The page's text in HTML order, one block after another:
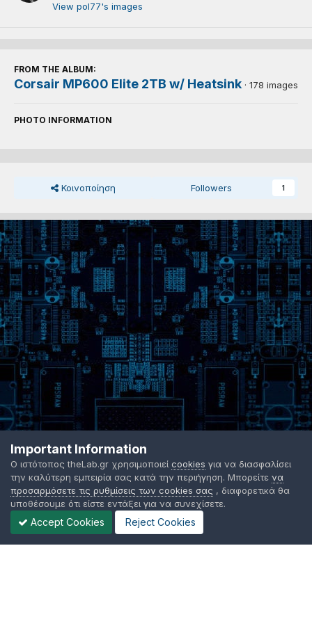
View pol77's images
FROM THE ALBUM:
Corsair MP600 Elite 2TB w/ Heatsink · 178 images
PHOTO INFORMATION
Κοινοποίηση Followers 1
Important Information
Ο ιστότοπος theLab.gr χρησιμοποιεί cookies για να διασφαλίσει
την καλύτερη εμπειρία σας κατά την περιήγηση. Μπορείτε να
προσαρμόσετε τις ρυθμίσεις των cookies σας , διαφορετικά θα
υποθέσουμε ότι είστε εντάξει για να συνεχίσετε.
Accept Cookies Reject Cookies